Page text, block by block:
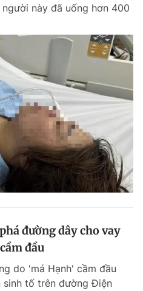
này đã uống hơn 400
đường dây cho vay
đầu
do 'má Hạnh' cầm đầu
sinh tố trên đường Điện